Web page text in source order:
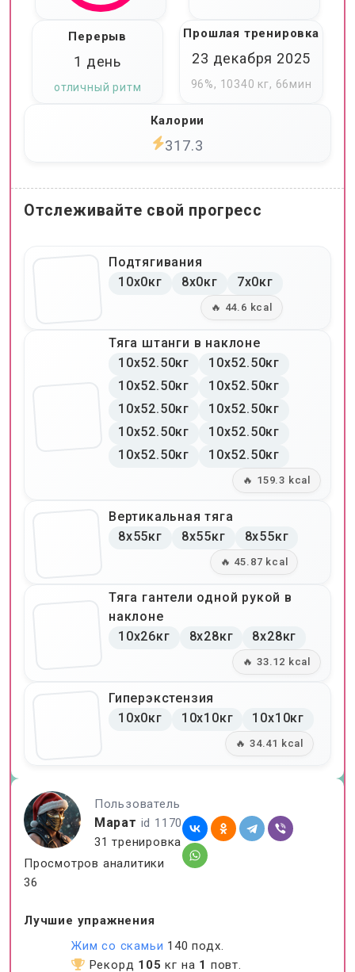
Пользователь
Марат id 1170
31 тренировка
Просмотров аналитики
36
Лучшие упражнения
Жим со скамьи 140 подх.
Рекорд 105 кг на 1 повт.
Перерыв
1 день
отличный ритм
Прошлая тренировка
23 декабря 2025
96%, 10340 кг, 66мин
Калории
317.3
Отслеживайте свой прогресс
Подтягивания
10x0кг
8x0кг 7x0кг
🔥 44.6 kcal
Тяга штанги в наклоне
10x52.50кг
10x52.50кг
10x52.50кг
10x52.50кг
10x52.50кг
10x52.50кг
10x52.50кг
10x52.50кг
10x52.50кг
10x52.50кг
🔥 159.3 kcal
Вертикальная тяга
8x55кг
8x55кг 8x55кг
🔥 45.87 kcal
Тяга гантели одной рукой в
наклоне
10x26кг
8x28кг 8x28кг
🔥 33.12 kcal
Гиперэкстензия
10x0кг
10x10кг 10x10кг
🔥 34.41 kcal